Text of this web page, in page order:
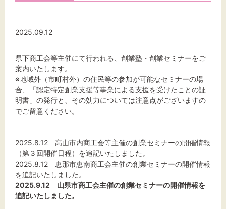
文字サイズ
標準 拡大
黒 白 黄
2025.09.12
県下商工会等主催にて行われる、創業塾・創業セミナーをご
案内いたします。
※地域外（市町村外）の住民等の参加が可能なセミナーの場
合、「認定特定創業支援等事業による支援を受けたことの証
明書」の発行と、その効力については注意点がございますの
でご留意ください。
2025.8.12 高山市内商工会等主催の創業セミナーの開催情報
（第３回開催日程）を追記いたしました。
2025.8.12 恵那市恵南商工会主催の創業セミナーの開催情報
を追記いたしました。
2025.9.12 山県市商工会主催の創業セミナーの開催情報を
追記いたしました。